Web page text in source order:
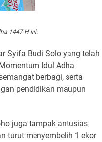
1447 H ini.
Syifa Budi Solo yang telah
Idul Adha
berbagi, serta
pendidikan maupun
juga tampak antusias
turut menyembelih 1 ekor